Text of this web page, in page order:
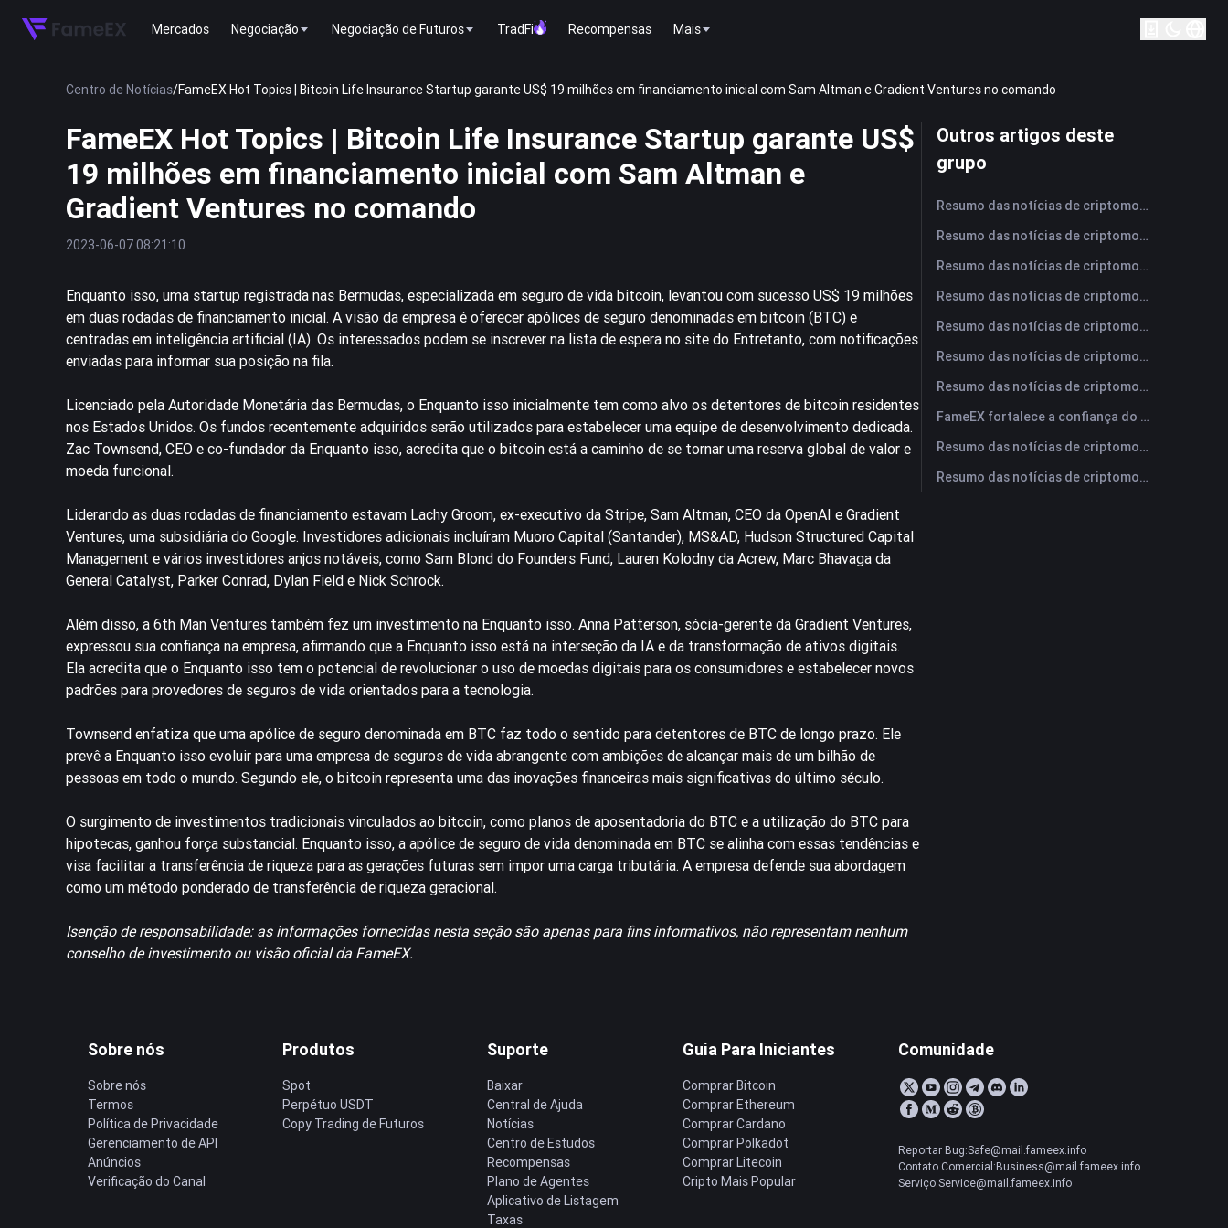
Mercados Negociação Negociação de Futuros TradFi Recompensas Mais
Centro de Notícias/FameEX Hot Topics | Bitcoin Life Insurance Startup garante US$ 19 milhões em financiamento inicial com Sam Altman e Gradient Ventures no comando
FameEX Hot Topics | Bitcoin Life Insurance Startup garante US$
19 milhões em financiamento inicial com Sam Altman e
Gradient Ventures no comando
2023-06-07 08:21:10
Enquanto isso, uma startup registrada nas Bermudas, especializada em seguro de vida bitcoin, levantou com sucesso US$ 19 milhões
em duas rodadas de financiamento inicial. A visão da empresa é oferecer apólices de seguro denominadas em bitcoin (BTC) e
centradas em inteligência artificial (IA). Os interessados podem se inscrever na lista de espera no site do Entretanto, com notificações
enviadas para informar sua posição na fila.
Licenciado pela Autoridade Monetária das Bermudas, o Enquanto isso inicialmente tem como alvo os detentores de bitcoin residentes
nos Estados Unidos. Os fundos recentemente adquiridos serão utilizados para estabelecer uma equipe de desenvolvimento dedicada.
Zac Townsend, CEO e co-fundador da Enquanto isso, acredita que o bitcoin está a caminho de se tornar uma reserva global de valor e
moeda funcional.
Liderando as duas rodadas de financiamento estavam Lachy Groom, ex-executivo da Stripe, Sam Altman, CEO da OpenAI e Gradient
Ventures, uma subsidiária do Google. Investidores adicionais incluíram Muoro Capital (Santander), MS&AD, Hudson Structured Capital
Management e vários investidores anjos notáveis, como Sam Blond do Founders Fund, Lauren Kolodny da Acrew, Marc Bhavaga da
General Catalyst, Parker Conrad, Dylan Field e Nick Schrock.
Além disso, a 6th Man Ventures também fez um investimento na Enquanto isso. Anna Patterson, sócia-gerente da Gradient Ventures,
expressou sua confiança na empresa, afirmando que a Enquanto isso está na interseção da IA e da transformação de ativos digitais.
Ela acredita que o Enquanto isso tem o potencial de revolucionar o uso de moedas digitais para os consumidores e estabelecer novos
padrões para provedores de seguros de vida orientados para a tecnologia.
Townsend enfatiza que uma apólice de seguro denominada em BTC faz todo o sentido para detentores de BTC de longo prazo. Ele
prevê a Enquanto isso evoluir para uma empresa de seguros de vida abrangente com ambições de alcançar mais de um bilhão de
pessoas em todo o mundo. Segundo ele, o bitcoin representa uma das inovações financeiras mais significativas do último século.
O surgimento de investimentos tradicionais vinculados ao bitcoin, como planos de aposentadoria do BTC e a utilização do BTC para
hipotecas, ganhou força substancial. Enquanto isso, a apólice de seguro de vida denominada em BTC se alinha com essas tendências e
visa facilitar a transferência de riqueza para as gerações futuras sem impor uma carga tributária. A empresa defende sua abordagem
como um método ponderado de transferência de riqueza geracional.
Isenção de responsabilidade: as informações fornecidas nesta seção são apenas para fins informativos, não representam nenhum
conselho de investimento ou visão oficial da FameEX.
Outros artigos deste
grupo
Resumo das notícias de criptomoedas da FameEX hoje | 6 de agosto de 2026
Resumo das notícias de criptomoedas da FameEX hoje | 5 de agosto de 2026
Resumo das notícias de criptomoedas da FameEX hoje | 4 de agosto de 2026
Resumo das notícias de criptomoedas da FameEX hoje | 3 de agosto de 2026
Resumo das notícias de criptomoedas da FameEX hoje | 31 de julho de 2026
Resumo das notícias de criptomoedas da FameEX hoje | 30 de julho de 2026
Resumo das notícias de criptomoedas da FameEX hoje | 29 de julho de 2026
FameEX fortalece a confiança do usuário por meio de oito anos de operações estáveis ​​e crescimento global
Resumo das notícias de criptomoedas da FameEX hoje | 28 de julho de 2026
Resumo das notícias de criptomoedas da FameEX hoje | 27 de julho de 2026
Sobre nós
Sobre nós
Termos
Política de Privacidade
Gerenciamento de API
Anúncios
Verificação do Canal
Produtos
Spot
Perpétuo USDT
Copy Trading de Futuros
Suporte
Baixar
Central de Ajuda
Notícias
Centro de Estudos
Recompensas
Plano de Agentes
Aplicativo de Listagem
Taxas
Guia Para Iniciantes
Comprar Bitcoin
Comprar Ethereum
Comprar Cardano
Comprar Polkadot
Comprar Litecoin
Cripto Mais Popular
Comunidade
Reportar Bug:Safe@mail.fameex.info
Contato Comercial:Business@mail.fameex.info
Serviço:Service@mail.fameex.info